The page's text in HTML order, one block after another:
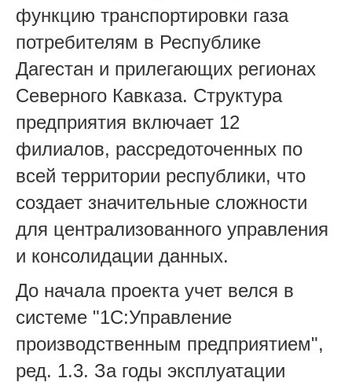
функцию транспортировки газа
потребителям в Республике
Дагестан и прилегающих регионах
Северного Кавказа. Структура
предприятия включает 12
филиалов, рассредоточенных по
всей территории республики, что
создает значительные сложности
для централизованного управления
и консолидации данных.
До начала проекта учет велся в
системе "1С:Управление
производственным предприятием",
ред. 1.3. За годы эксплуатации